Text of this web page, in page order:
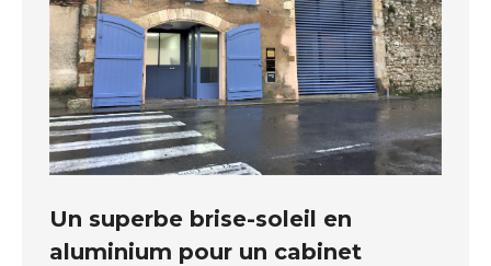
Un superbe brise-soleil en
aluminium pour un cabinet